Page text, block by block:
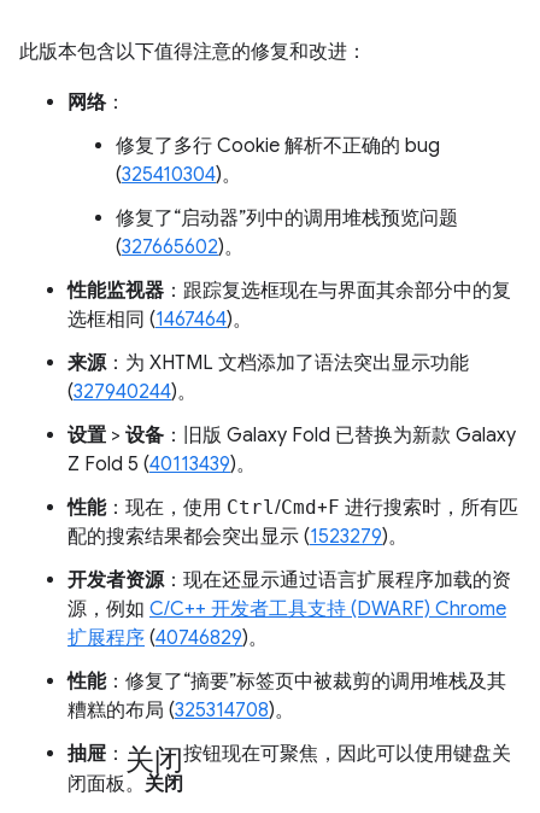
此版本包含以下值得注意的修复和改进：
网络：
修复了多行 Cookie 解析不正确的 bug
(325410304)。
修复了“启动器”列中的调用堆栈预览问题
(327665602)。
性能监视器 ：跟踪复选框现在与界面其余部分中的复
选框相同 (1467464)。
来源：为 XHTML 文档添加了语法突出显示功能
(327940244)。
设置 > 设备 ：旧版 Galaxy Fold 已替换为新款 Galaxy
Z Fold 5 (40113439)。
性能：现在，使用 Ctrl/Cmd+ F 进行搜索时，所有匹
配的搜索结果都会突出显示 (1523279)。
开发者资源：现在还显示通过语言扩展程序加载的资
源，例如 C/C++ 开发者工具支持 (DWARF) Chrome
扩展程序 (40746829)。
性能：修复了“摘要”标签页中被裁剪的调用堆栈及其
糟糕的布局 (325314708)。
抽屉 ： 关闭按钮现在可聚焦，因此可以使用键盘关
闭面板。 关闭